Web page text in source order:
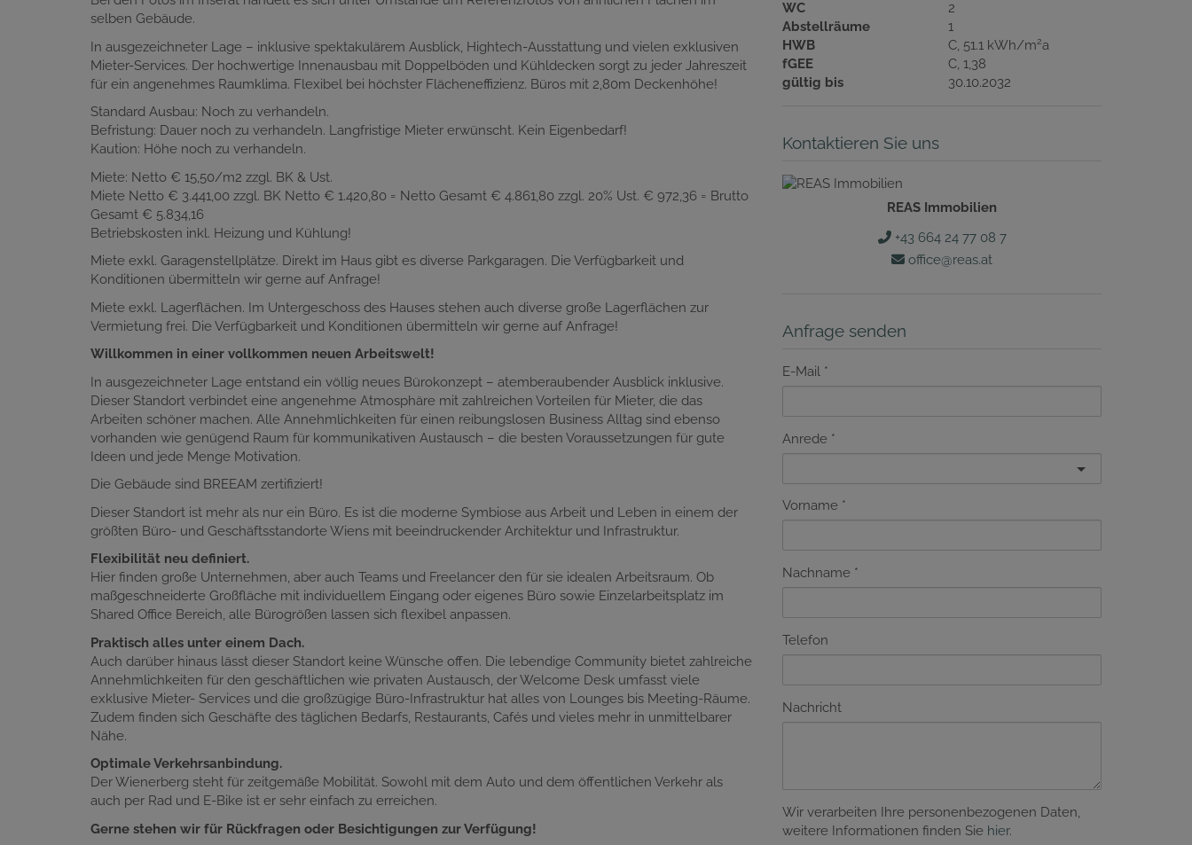
selben Gebäude.
In ausgezeichneter Lage – inklusive spektakulärem Ausblick, Hightech-Ausstattung und vielen exklusiven
Mieter-Services. Der hochwertige Innenausbau mit Doppelböden und Kühldecken sorgt zu jeder Jahreszeit
für ein angenehmes Raumklima. Flexibel bei höchster Flächeneffizienz. Büros mit 2,80m Deckenhöhe!
Standard Ausbau: Noch zu verhandeln.
Befristung: Dauer noch zu verhandeln. Langfristige Mieter erwünscht. Kein Eigenbedarf!
Kaution: Höhe noch zu verhandeln.
Miete: Netto € 15,50/m2 zzgl. BK & Ust.
Miete Netto € 3.441,00 zzgl. BK Netto € 1.420,80 = Netto Gesamt € 4.861,80 zzgl. 20% Ust. € 972,36 = Brutto
Gesamt € 5.834,16
Betriebskosten inkl. Heizung und Kühlung!
Miete exkl. Garagenstellplätze. Direkt im Haus gibt es diverse Parkgaragen. Die Verfügbarkeit und
Konditionen übermitteln wir gerne auf Anfrage!
Miete exkl. Lagerflächen. Im Untergeschoss des Hauses stehen auch diverse große Lagerflächen zur
Vermietung frei. Die Verfügbarkeit und Konditionen übermitteln wir gerne auf Anfrage!
Willkommen in einer vollkommen neuen Arbeitswelt!
In ausgezeichneter Lage entstand ein völlig neues Bürokonzept – atemberaubender Ausblick inklusive.
Dieser Standort verbindet eine angenehme Atmosphäre mit zahlreichen Vorteilen für Mieter, die das
Arbeiten schöner machen. Alle Annehmlichkeiten für einen reibungslosen Business Alltag sind ebenso
vorhanden wie genügend Raum für kommunikativen Austausch – die besten Voraussetzungen für gute
Ideen und jede Menge Motivation.
Die Gebäude sind BREEAM zertifiziert!
Dieser Standort ist mehr als nur ein Büro. Es ist die moderne Symbiose aus Arbeit und Leben in einem der
größten Büro- und Geschäftsstandorte Wiens mit beeindruckender Architektur und Infrastruktur.
Flexibilität neu definiert.
Hier finden große Unternehmen, aber auch Teams und Freelancer den für sie idealen Arbeitsraum. Ob
maßgeschneiderte Großfläche mit individuellem Eingang oder eigenes Büro sowie Einzelarbeitsplatz im
Shared Office Bereich, alle Bürogrößen lassen sich flexibel anpassen.
Praktisch alles unter einem Dach.
Auch darüber hinaus lässt dieser Standort keine Wünsche offen. Die lebendige Community bietet zahlreiche
Annehmlichkeiten für den geschäftlichen wie privaten Austausch, der Welcome Desk umfasst viele
exklusive Mieter- Services und die großzügige Büro-Infrastruktur hat alles von Lounges bis Meeting-Räume.
Zudem finden sich Geschäfte des täglichen Bedarfs, Restaurants, Cafés und vieles mehr in unmittelbarer
Nähe.
Optimale Verkehrsanbindung.
Der Wienerberg steht für zeitgemäße Mobilität. Sowohl mit dem Auto und dem öffentlichen Verkehr als
auch per Rad und E-Bike ist er sehr einfach zu erreichen.
Gerne stehen wir für Rückfragen oder Besichtigungen zur Verfügung!
WC
2
Abstellräume
1
HWB
C, 51.1 kWh/m2a
fGEE
C, 1,38
gültig bis
30.10.2032
Kontaktieren Sie uns
REAS Immobilien
+43 664 24 77 08 7
office@reas.at
Anfrage senden
E-Mail
Anrede
Vorname
Nachname
Telefon
Nachricht
Wir verarbeiten Ihre personenbezogenen Daten,
weitere Informationen finden Sie hier.